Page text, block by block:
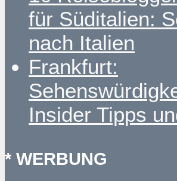
für Süditalien:
nach Italien
Frankfurt:
Insider Tipps
* WERBUNG